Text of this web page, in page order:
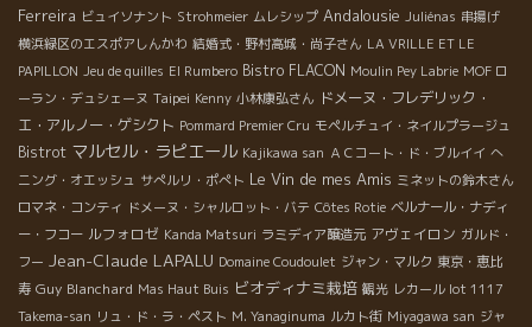
Ferreira ビュイソナント Strohmeier ムレシップ Andalousie Juliénas 串揚げ
横浜緑区のエスポアしんかわ 結婚式・野村高城・尚子さん LA VRILLE ET LE
PAPILLON Jeu de quilles El Rumbero Bistro FLACON Moulin Pey Labrie MOF ロ
ーラン・デュシェーヌ Taipei Kenny 小林康弘さん ドメーヌ・フレデリック・
エ・アルノー・ゲシクト Pommard Premier Cru モペルチュイ・ネイルプラージュ
Bistrot マルセル・ラピエール Kajikawa san ＡＣコート・ド・ブルイイ へ
ニング・オエッシュ サぺルリ・ポぺト Le Vin de mes Amis ミネットの鈴木さん
ロマネ・コンティ ドメーヌ・シャルロット・バテ Côtes Rotie ベルナール・ナディ
ー・フコー ルフォロゼ Kanda Matsuri ラミディア醸造元 アヴェイロン ガルド・
フー Jean-Claude LAPALU Domaine Coudoulet ジャン・マルク 東京・恵比
寿 Guy Blanchard Mas Haut Buis ビオディナミ栽培 観光 レカール lot 1117
Takema-san リュ・ド・ラ・ペスト M. Yanaginuma ルカト街 Miyagawa san ジャ